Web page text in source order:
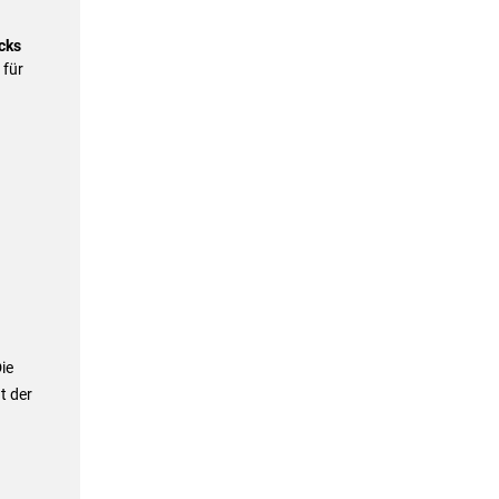
für
der